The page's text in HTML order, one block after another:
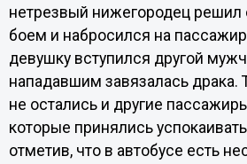
нетрезвый нижегородец решил
боем и набросился на
девушку вступился другой
нападавшим завязалась драка.
не остались и другие
которые принялись
отметив, что в автобусе есть